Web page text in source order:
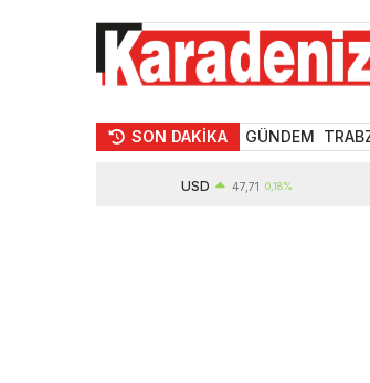
SON DAKİKA GÜNDEM
47,71 0,18%